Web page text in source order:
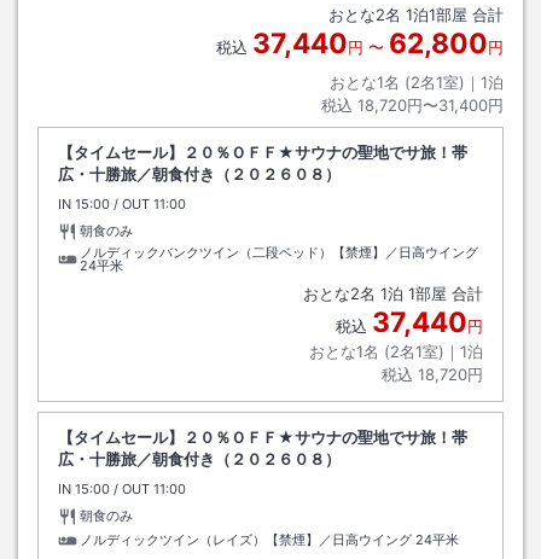
おとな2名 1泊1部屋 合計
税込 37,440円 〜 62,800円
おとな1名 (2名1室)｜ 1泊
税込 18,720円〜31,400円
【タイムセール】２０％ＯＦＦ★サウナの聖地でサ旅！帯
広・十勝旅／朝食付き（２０２６０８）
IN チェックイン
15:00 / OUT チェックアウト
11:00
朝食のみ
ノルディックバンクツイン（二段ベッド）【禁煙】／日高ウイング
24平米
おとな2名 1泊 1部屋 合計
税込 37,440円
おとな1名 (2名1室)｜ 1泊
税込 18,720円
【タイムセール】２０％ＯＦＦ★サウナの聖地でサ旅！帯
広・十勝旅／朝食付き（２０２６０８）
IN チェックイン
15:00 / OUT チェックアウト
11:00
朝食のみ
ノルディックツイン（レイズ）【禁煙】／日高ウイング 24平米